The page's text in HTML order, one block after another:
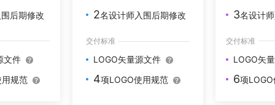
后期修改
文件
规范
2名设计师入围后期修改
交付标准
LOGO矢量源文件
4项LOGO使用规范
3名设计
交付标准
LOGO矢
6项